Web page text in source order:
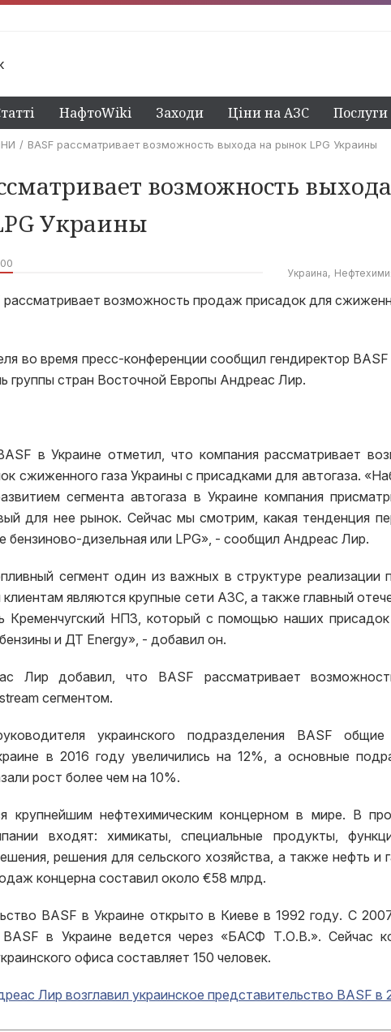
НафтоWiki Заходи Ціни на АЗС Послуги
BASF рассматривает возможность выхода на рынок LPG Украины
возможность
Украины
Украина
возможность продаж присадок для
во время пресс-конференции сообщил гендиректор BASF
группы стран Восточной Европы Андреас Лир.
в Украине отметил, что компания рассматривает
сжиженного газа Украины с присадками для автогаза.
сегмента автогаза в Украине компания
для нее рынок. Сейчас мы смотрим, какая тенденция
бензиново-дизельная или LPG», - сообщил Андреас Лир.
сегмент один из важных в структуре реализации
являются крупные сети АЗС, а также главный
Кременчугский НПЗ, который с помощью наших присадок
и ДТ Energy», - добавил он.
Лир добавил, что BASF рассматривает
сегментом.
украинского подразделения BASF
в 2016 году увеличились на 12%, а основные
рост более чем на 10%.
крупнейшим нефтехимическим концерном в мире. В
входят: химикаты, специальные продукты,
решения для сельского хозяйства, а также нефть и
концерна составил около €58 млрд.
BASF в Украине открыто в Киеве в 1992 году. С
BASF в Украине ведется через «БАСФ Т.О.В.». Сейчас
офиса составляет 150 человек.
Лир возглавил украинское представительство BASF в